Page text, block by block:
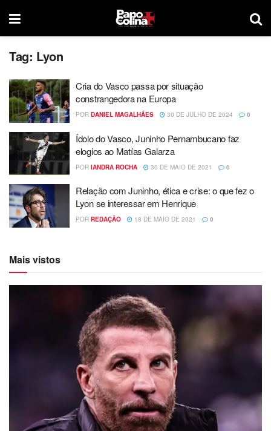
Tag: Lyon
Cria do Vasco passa por situação
constrangedora na Europa
POR DANIEL MAGALHÃES 30 DE JULHO DE 2024 0
Ídolo do Vasco, Juninho Pernambucano faz
elogios ao Matías Galarza
POR IANDRA ROCHA 30 DE MAIO DE 2021 0
Relação com Juninho, ética e crise: o que fez o
Lyon se interessar em Henrique
POR REDAÇÃO 18 DE MAIO DE 2021 0
Mais vistos